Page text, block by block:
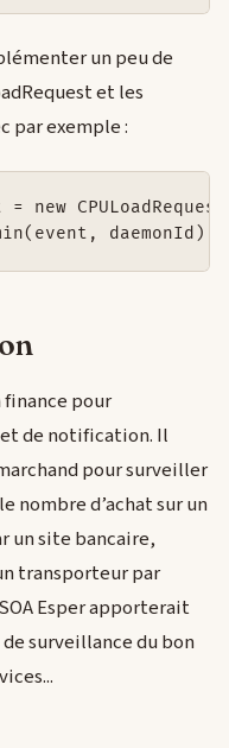
un peu de
et les
par exemple :
= new
pour
de notification. Il
pour surveiller
nombre d’achat sur un
un site bancaire,
transporteur par
Esper apporterait
surveillance du bon